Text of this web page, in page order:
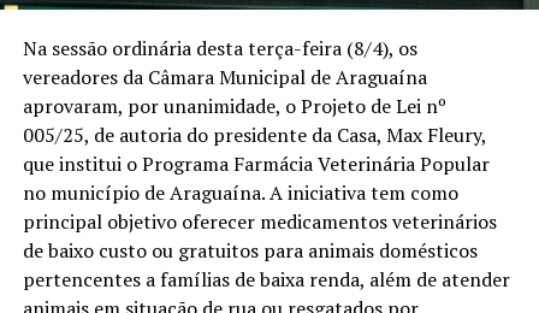
Na sessão ordinária desta terça-feira (8/4), os
vereadores da Câmara Municipal de Araguaína
aprovaram, por unanimidade, o Projeto de Lei nº
005/25, de autoria do presidente da Casa, Max Fleury,
que institui o Programa Farmácia Veterinária Popular
no município de Araguaína. A iniciativa tem como
principal objetivo oferecer medicamentos veterinários
de baixo custo ou gratuitos para animais domésticos
pertencentes a famílias de baixa renda, além de atender